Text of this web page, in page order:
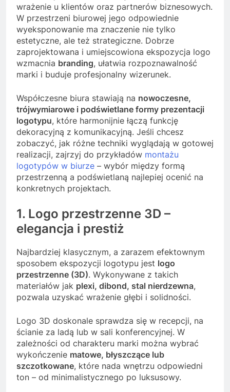
wrażenie u klientów oraz partnerów biznesowych.
W przestrzeni biurowej jego odpowiednie
wyeksponowanie ma znaczenie nie tylko
estetyczne, ale też strategiczne. Dobrze
zaprojektowana i umiejscowiona ekspozycja logo
wzmacnia branding, ułatwia rozpoznawalność
marki i buduje profesjonalny wizerunek.
Współczesne biura stawiają na nowoczesne,
trójwymiarowe i podświetlane formy prezentacji
logotypu, które harmonijnie łączą funkcję
dekoracyjną z komunikacyjną. Jeśli chcesz
zobaczyć, jak różne techniki wyglądają w gotowej
realizacji, zajrzyj do przykładów montażu
logotypów w biurze – wybór między formą
przestrzenną a podświetlaną najlepiej ocenić na
konkretnych projektach.
1. Logo przestrzenne 3D –
elegancja i prestiż
Najbardziej klasycznym, a zarazem efektownym
sposobem ekspozycji logotypu jest logo
przestrzenne (3D). Wykonywane z takich
materiałów jak plexi, dibond, stal nierdzewna,
pozwala uzyskać wrażenie głębi i solidności.
Logo 3D doskonale sprawdza się w recepcji, na
ścianie za ladą lub w sali konferencyjnej. W
zależności od charakteru marki można wybrać
wykończenie matowe, błyszczące lub
szczotkowane, które nada wnętrzu odpowiedni
ton – od minimalistycznego po luksusowy.